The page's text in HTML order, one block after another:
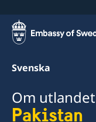
Svenska
Om utlandet
Pakistan